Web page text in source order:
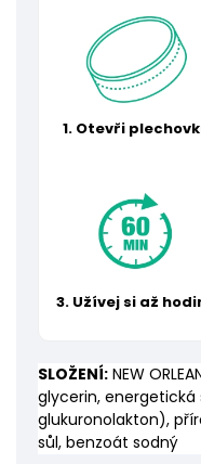
1. Otevři
3. Užívej si až
SLOŽENÍ: NEW
glycerin,
glukuronolakton),
sůl, benzoát sodný